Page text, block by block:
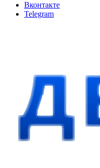
Вконтакте
Telegram